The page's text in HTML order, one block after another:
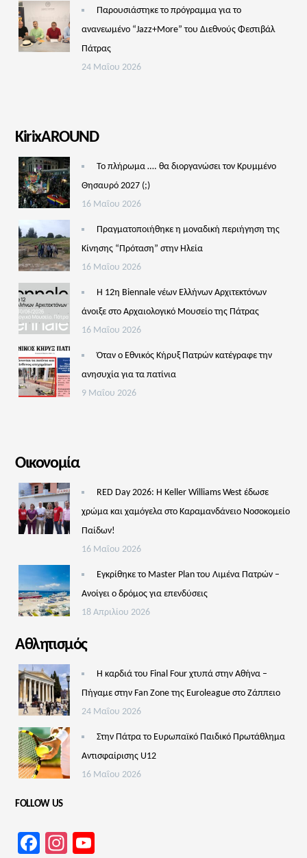
Παρουσιάστηκε το πρόγραμμα για το
ανανεωμένο “Jazz+More” του Διεθνούς Φεστιβάλ
Πάτρας
24 Μαΐου 2026
KirixAROUND
Το πλήρωμα …. θα διοργανώσει τον Κρυμμένο
Θησαυρό 2027 (;)
16 Μαΐου 2026
Πραγματοποιήθηκε η μοναδική περιήγηση της
Κίνησης “Πρόταση” στην Ηλεία
16 Μαΐου 2026
Η 12η Biennale νέων Ελλήνων Αρχιτεκτόνων
άνοιξε στο Αρχαιολογικό Μουσείο της Πάτρας
16 Μαΐου 2026
Όταν ο Εθνικός Κήρυξ Πατρών κατέγραφε την
ανησυχία για τα πατίνια
9 Μαΐου 2026
Οικονομία
RED Day 2026: Η Keller Williams West έδωσε
χρώμα και χαμόγελα στο Καραμανδάνειο Νοσοκομείο
Παίδων!
16 Μαΐου 2026
Εγκρίθηκε το Master Plan του Λιμένα Πατρών –
Aνοίγει ο δρόμος για επενδύσεις
18 Απριλίου 2026
Αθλητισμός
Η καρδιά του Final Four χτυπά στην Αθήνα –
Πήγαμε στην Fan Zone της Euroleague στο Ζάππειο
24 Μαΐου 2026
Στην Πάτρα το Ευρωπαϊκό Παιδικό Πρωτάθλημα
Αντισφαίρισης U12
16 Μαΐου 2026
FOLLOW US
Facebook
Instagram